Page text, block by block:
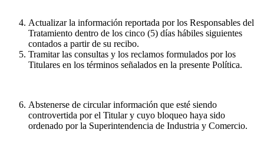
Actualizar la información reportada por los Responsables del
Tratamiento dentro de los cinco (5) días hábiles siguientes
contados a partir de su recibo.
Tramitar las consultas y los reclamos formulados por los
Titulares en los términos señalados en la presente Política.
Abstenerse de circular información que esté siendo
controvertida por el Titular y cuyo bloqueo haya sido
ordenado por la Superintendencia de Industria y Comercio.